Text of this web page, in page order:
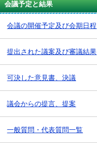
会議予定と結果
会議の開催予定及び会期日程
提出された議案及び審議結果
可決した意見書、決議
議会からの提言、提案
一般質問・代表質問一覧